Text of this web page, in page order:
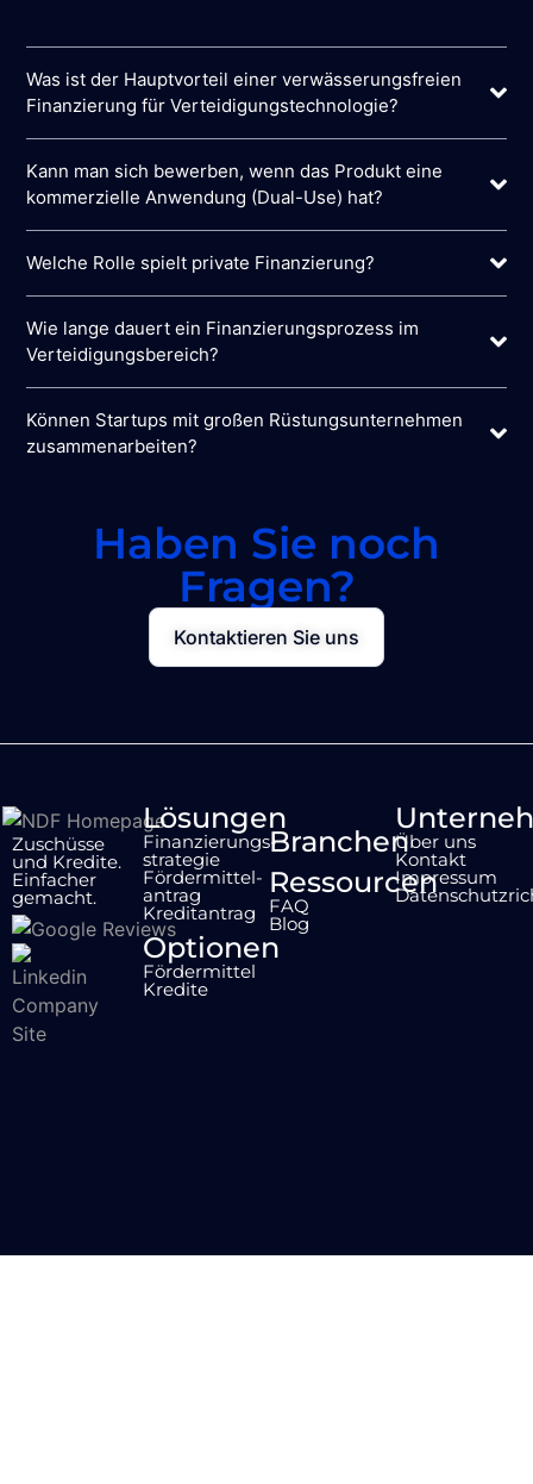
Was ist der Hauptvorteil einer verwässerungsfreien
Finanzierung für Verteidigungstechnologie?
Kann man sich bewerben, wenn das Produkt eine
kommerzielle Anwendung (Dual-Use) hat?
Welche Rolle spielt private Finanzierung?
Wie lange dauert ein Finanzierungsprozess im
Verteidigungsbereich?
Können Startups mit großen Rüstungsunternehmen
zusammenarbeiten?
Haben Sie noch
Fragen?
Kontaktieren Sie uns
Zuschüsse
und Kredite.
Einfacher
gemacht.
Lösungen
Finanzierungs-
strategie
Fördermittel-
antrag
Kreditantrag
Optionen
Fördermittel
Kredite
Branchen
Ressourcen
FAQ
Blog
Über uns
Kontakt
Impressum